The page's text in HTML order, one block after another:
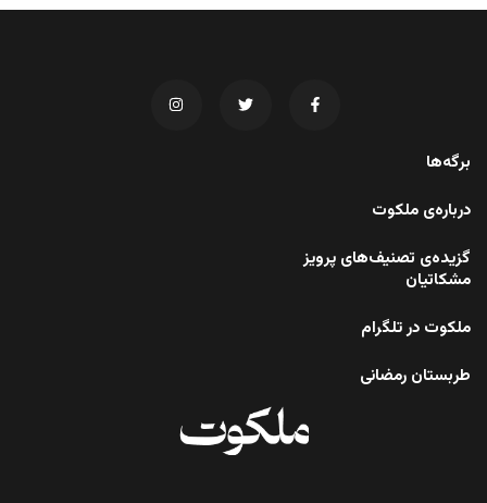
برگه‌ها
درباره‌ی ملکوت
گزیده‌ی تصنیف‌های پرویز
مشکاتیان
ملکوت در تلگرام
طربستان رمضانی